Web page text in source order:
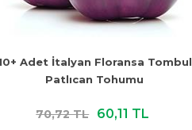
Adet İtalyan Floransa Tombul
Patlıcan Tohumu
70,72 TL 60,11 TL